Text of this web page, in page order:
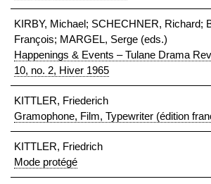
KIRBY, Michael; SCHECHNER, Richard;
François; MARGEL, Serge (eds.)
Happenings & Events – Tulane Drama
10, no. 2, Hiver 1965
KITTLER, Friederich
Gramophone, Film, Typewriter (édition
KITTLER, Friedrich
Mode protégé